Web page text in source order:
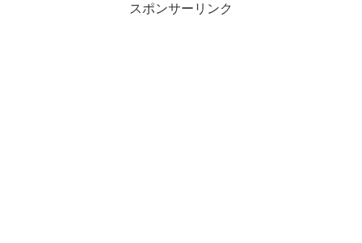
スポンサーリンク